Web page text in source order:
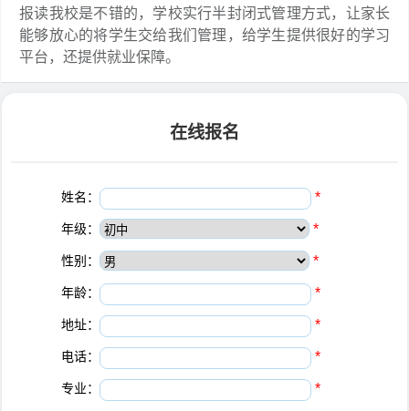
报读我校是不错的，学校实行半封闭式管理方式，让家长
能够放心的将学生交给我们管理，给学生提供很好的学习
平台，还提供就业保障。
在线报名
姓名： *
年级： *
性别： *
年龄： *
地址： *
电话： *
专业： *